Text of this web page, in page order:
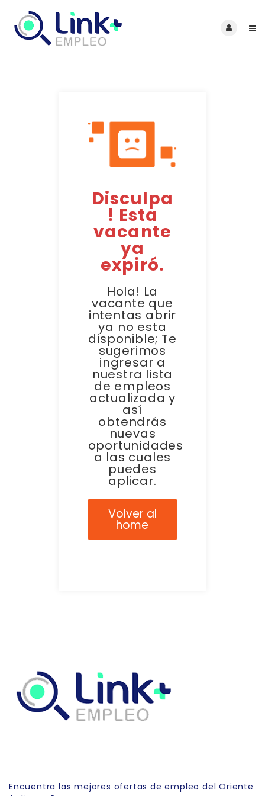
Disculpa
! Esta
vacante
ya
expiró.
Hola! La
vacante que
intentas abrir
ya no esta
disponible; Te
sugerimos
ingresar a
nuestra lista
de empleos
actualizada y
así
obtendrás
nuevas
oportunidades
a las cuales
puedes
aplicar.
Volver al
home
Encuentra las mejores ofertas de empleo del Oriente